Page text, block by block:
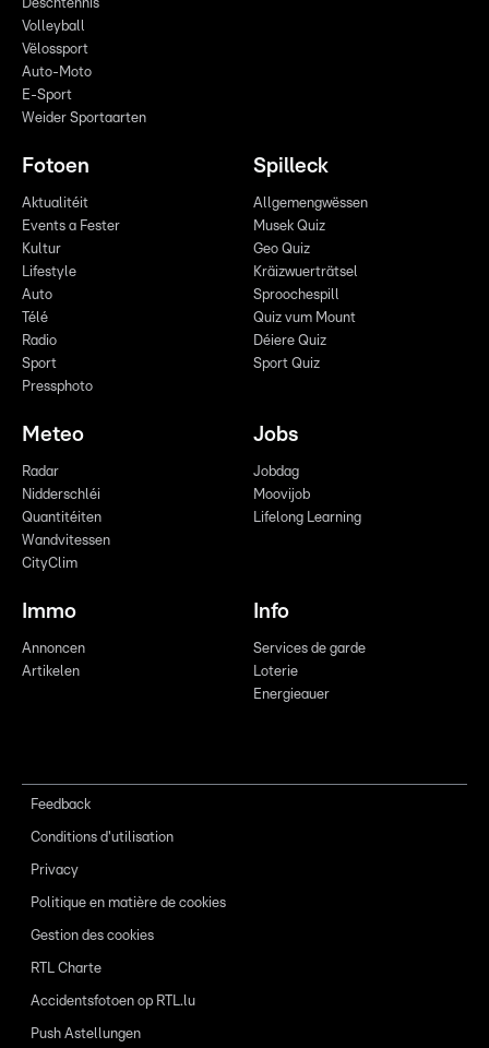
Dëschtennis
Volleyball
Vëlossport
Auto-Moto
E-Sport
Weider Sportaarten
Fotoen
Aktualitéit
Events a Fester
Kultur
Lifestyle
Auto
Télé
Radio
Sport
Pressphoto
Spilleck
Allgemengwëssen
Musek Quiz
Geo Quiz
Kräizwuerträtsel
Sproochespill
Quiz vum Mount
Déiere Quiz
Sport Quiz
Meteo
Radar
Nidderschléi
Quantitéiten
Wandvitessen
CityClim
Jobs
Jobdag
Moovijob
Lifelong Learning
Immo
Annoncen
Artikelen
Info
Services de garde
Loterie
Energieauer
Feedback
Conditions d'utilisation
Privacy
Politique en matière de cookies
Gestion des cookies
RTL Charte
Accidentsfotoen op RTL.lu
Push Astellungen